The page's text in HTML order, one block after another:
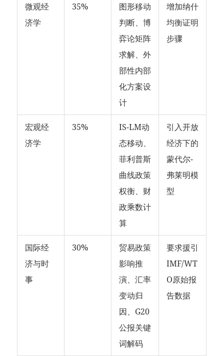
微观经
济学
35%
图形移动
判断、博
弈论矩阵
求解、外
部性内部
化方案设
计
增加纳什
均衡证明
步骤
宏观经
济学
35%
IS-LM动
态移动、
菲利普斯
曲线政策
权衡、财
政乘数计
算
引入开放
经济下的
蒙代尔-
弗莱明模
型
国际经
济与时
事
30%
贸易政策
影响推
演、汇率
变动归
因、G20
公报关键
词解码
要求援引
IMF/WT
O原始报
告数据